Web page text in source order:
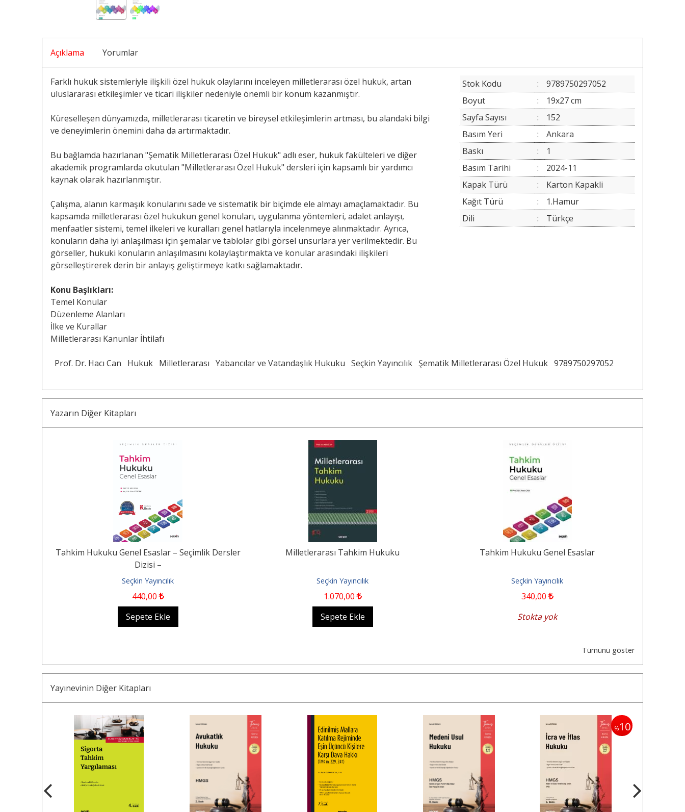
Açıklama Yorumlar
Farklı hukuk sistemleriyle ilişkili özel hukuk olaylarını inceleyen milletlerarası özel hukuk, artan
uluslararası etkileşimler ve ticari ilişkiler nedeniyle önemli bir konum kazanmıştır.
Küreselleşen dünyamızda, milletlerarası ticaretin ve bireysel etkileşimlerin artması, bu alandaki bilgi
ve deneyimlerin önemini daha da artırmaktadır.
Bu bağlamda hazırlanan "Şematik Milletlerarası Özel Hukuk" adlı eser, hukuk fakülteleri ve diğer
akademik programlarda okutulan "Milletlerarası Özel Hukuk" dersleri için kapsamlı bir yardımcı
kaynak olarak hazırlanmıştır.
Çalışma, alanın karmaşık konularını sade ve sistematik bir biçimde ele almayı amaçlamaktadır. Bu
kapsamda milletlerarası özel hukukun genel konuları, uygulanma yöntemleri, adalet anlayışı,
menfaatler sistemi, temel ilkeleri ve kuralları genel hatlarıyla incelenmeye alınmaktadır. Ayrıca,
konuların daha iyi anlaşılması için şemalar ve tablolar gibi görsel unsurlara yer verilmektedir. Bu
görseller, hukuki konuların anlaşılmasını kolaylaştırmakta ve konular arasındaki ilişkileri
görselleştirerek derin bir anlayış geliştirmeye katkı sağlamaktadır.
Konu Başlıkları:
Temel Konular
Düzenleme Alanları
İlke ve Kurallar
Milletlerarası Kanunlar İhtilafı
Stok Kodu :
9789750297052
Boyut
:
19x27 cm
Sayfa Sayısı
:
152
Basım Yeri
:
Ankara
Baskı
:
1
Basım Tarihi
:
2024-11
Kapak Türü
:
Karton Kapakli
Kağıt Türü
:
1.Hamur
Dili
: Türkçe
Prof. Dr. Hacı Can Hukuk Milletlerarası Yabancılar ve Vatandaşlık Hukuku Seçkin Yayıncılık Şematik Milletlerarası Özel Hukuk 9789750297052
Yazarın Diğer Kitapları
Tahkim Hukuku Genel Esaslar – Seçimlik Dersler
Dizisi –
Seçkin Yayıncılık
440,00
Sepete Ekle
Milletlerarası Tahkim Hukuku
Seçkin Yayıncılık
1.070,00
Sepete Ekle
Tahkim Hukuku Genel Esaslar
Seçkin Yayıncılık
340,00
Stokta yok
Tümünü göster
Yayınevinin Diğer Kitapları
%10